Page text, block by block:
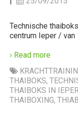
Technische
centrum Ieper / van
› Read more
THAIBOKS,
THAIBOKS IN
THAIBOXING,